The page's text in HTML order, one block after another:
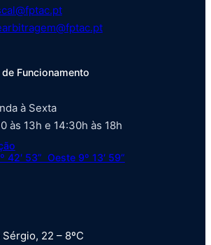
Funcionamento
à Sexta
às 13h e 14:30h às 18h
42′ 53” Oeste 9º 13′ 59”
22 – 8ºC